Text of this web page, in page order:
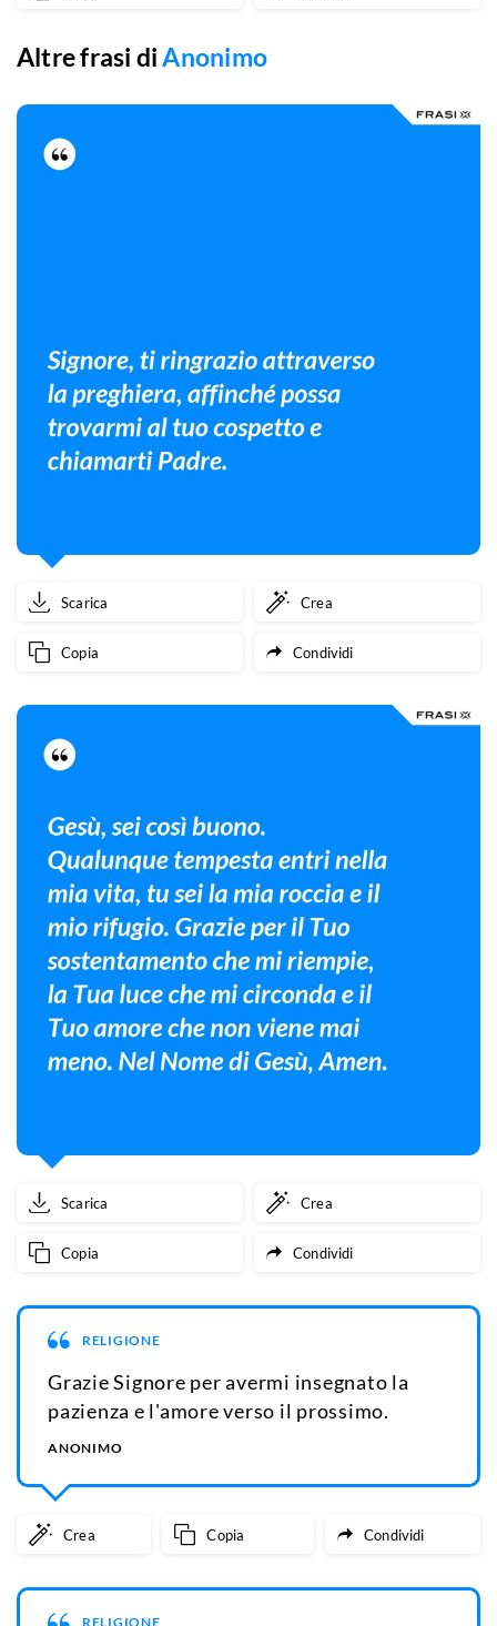
più
senso.
Altre frasi diAnonimo
Scarica Crea
Copia Condividi
Scarica Crea
Copia Condividi
RELIGIONE
Grazie Signore per avermi insegnato la
pazienza e l'amore verso il prossimo.
ANONIMO
Crea Copia Condividi
RELIGIONE